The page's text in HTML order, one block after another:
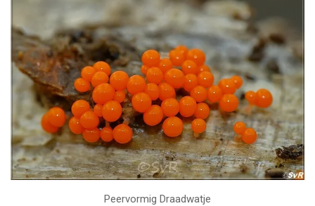
Peervormig Draadwatje